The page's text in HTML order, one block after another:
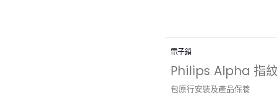
電子鎖
Philips Alpha 指
包原行安裝及產品保養